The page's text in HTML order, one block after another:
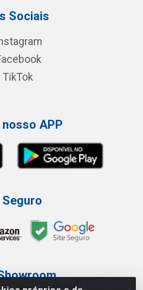
Sociais
TikTok
nosso APP